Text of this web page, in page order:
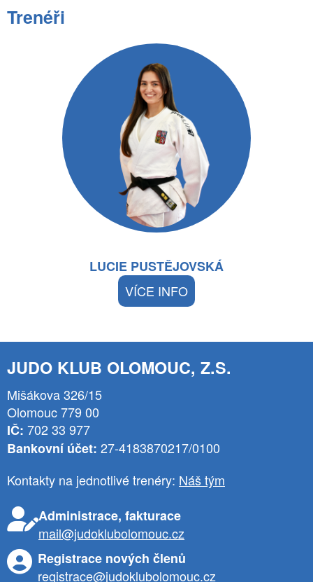
Trenéři
LUCIE PUSTĚJOVSKÁ
VÍCE INFO
JUDO KLUB OLOMOUC, Z.S.
Mišákova 326/15
Olomouc 779 00
IČ: 702 33 977
Bankovní účet: 27-4183870217/0100
Kontakty na jednotlivé trenéry: Náš tým
Administrace, fakturace
mail@judoklubolomouc.cz
Registrace nových členů
registrace@judoklubolomouc.cz